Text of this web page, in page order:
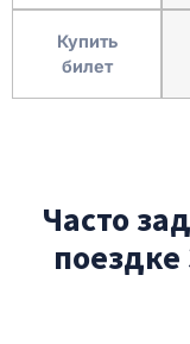
Купить
билет
Часто